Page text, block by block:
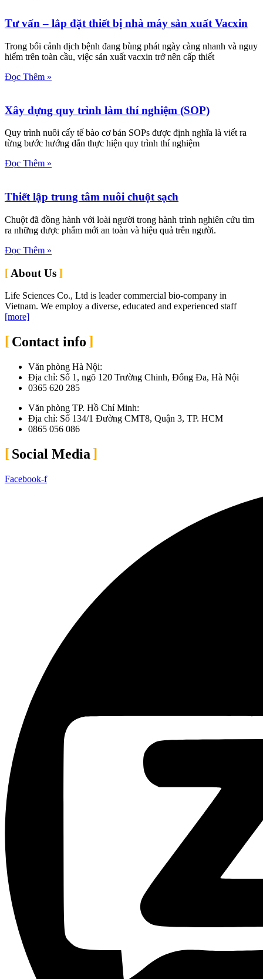
Tư vấn – lắp đặt thiết bị nhà máy sản xuất Vacxin
Trong bối cảnh dịch bệnh đang bùng phát ngày càng nhanh và nguy
hiểm trên toàn cầu, việc sản xuất vacxin trở nên cấp thiết
Đọc Thêm »
Xây dựng quy trình làm thí nghiệm (SOP)
Quy trình nuôi cấy tế bào cơ bản SOPs được định nghĩa là viết ra
từng bước hướng dẫn thực hiện quy trình thí nghiệm
Đọc Thêm »
Thiết lập trung tâm nuôi chuột sạch
Chuột đã đồng hành với loài người trong hành trình nghiên cứu tìm
ra những dược phẩm mới an toàn và hiệu quả trên người.
Đọc Thêm »
About Us
Life Sciences Co., Ltd is leader commercial bio-company in
Vietnam. We employ a diverse, educated and experienced staff
[more]
Contact info
Văn phòng Hà Nội:
Địa chỉ: Số 1, ngõ 120 Trường Chinh, Đống Đa, Hà Nội
0365 620 285
Văn phòng TP. Hồ Chí Minh:
Địa chỉ: Số 134/1 Đường CMT8, Quận 3, TP. HCM
0865 056 086
Social Media
Facebook-f